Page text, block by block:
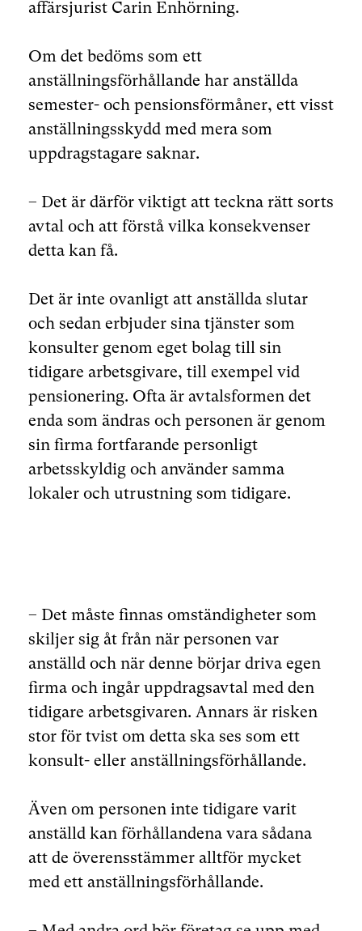
affärsjurist Carin Enhörning.
Om det bedöms som ett
anställningsförhållande har anställda
semester- och pensionsförmåner, ett visst
anställningsskydd med mera som
uppdragstagare saknar.
– Det är därför viktigt att teckna rätt sorts
avtal och att förstå vilka konsekvenser
detta kan få.
Det är inte ovanligt att anställda slutar
och sedan erbjuder sina tjänster som
konsulter genom eget bolag till sin
tidigare arbetsgivare, till exempel vid
pensionering. Ofta är avtalsformen det
enda som ändras och personen är genom
sin firma fortfarande personligt
arbetsskyldig och använder samma
lokaler och utrustning som tidigare.
– Det måste finnas omständigheter som
skiljer sig åt från när personen var
anställd och när denne börjar driva egen
firma och ingår uppdragsavtal med den
tidigare arbetsgivaren. Annars är risken
stor för tvist om detta ska ses som ett
konsult- eller anställningsförhållande.
Även om personen inte tidigare varit
anställd kan förhållandena vara sådana
att de överensstämmer alltför mycket
med ett anställningsförhållande.